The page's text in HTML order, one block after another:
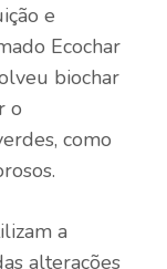
e
Ecochar
biochar
o
como
a
alterações